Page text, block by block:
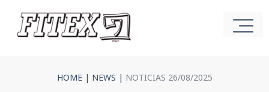
HOME| NEWS | NOTICIAS 26/08/2025